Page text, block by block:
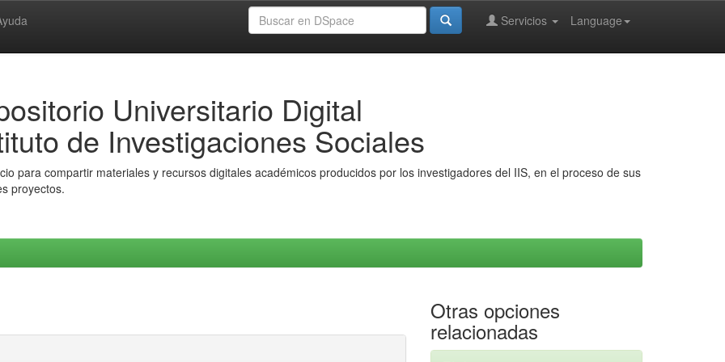
Language
Servicios
Universitario Digital
de Investigaciones Sociales
para compartir materiales y recursos digitales académicos producidos por los investigadores del IIS, en el proceso de sus
proyectos.
Otras opciones
relacionadas